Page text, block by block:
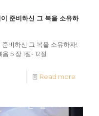
준비하신 그 복을 소유하
비하신 그 복을 소유하자!
5 장 1절- 12절
Read more